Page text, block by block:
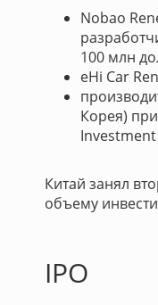
Nobao
100 млн
eHi Car
Корея)
Китай занял
объему
IPO